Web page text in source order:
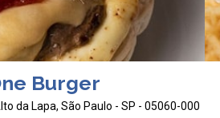
Burger
da Lapa, São Paulo - SP - 05060-000